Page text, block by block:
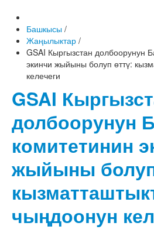
Башкысы /
Жаңылыктар /
GSAI Кыргызстан долбоорунун
экинчи жыйыны болуп өттү:
келечеги
GSAI
долбоорунун
комитетинин
жыйыны
чыңдоонун